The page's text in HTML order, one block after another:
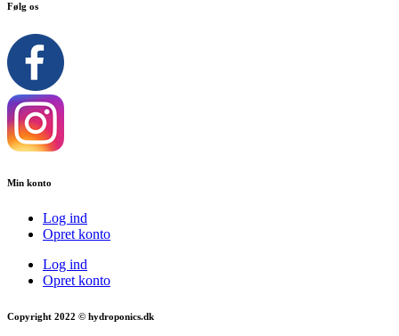
Følg os
Min konto
Log ind
Opret konto
Log ind
Opret konto
Copyright 2022 © hydroponics.dk